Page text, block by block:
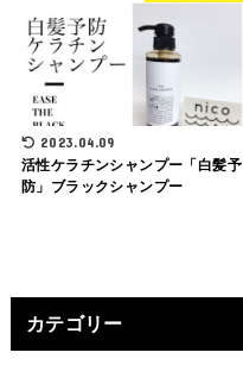
2023.04.09
活性ケラチンシャンプー「白髪予
防」ブラックシャンプー
カテゴリー